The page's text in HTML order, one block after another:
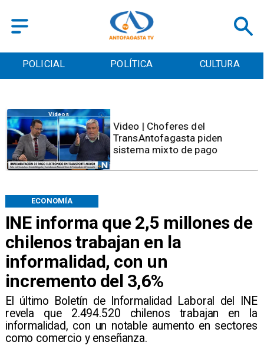
POLICIAL POLÍTICA CULTURA
INE informa que 2,5 millones de
chilenos trabajan en la
informalidad, con un
incremento del 3,6%
​El último Boletín de Informalidad Laboral del INE
revela que 2.494.520 chilenos trabajan en la
informalidad, con un notable aumento en sectores
como comercio y enseñanza.
ECONOMÍA
Videos
Video | Choferes del
TransAntofagasta piden
sistema mixto de pago